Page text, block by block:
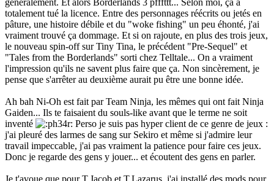
généralement. Et alors Borderlands 3 pfffttt... Selon moi, ça a
totalement tué la licence. Entre des personnages réécrits ou jetés en
pâture, une histoire débile et du "woke fishing" un peu éhonté, j'ai
vraiment trouvé ça dommage. Et si on rajoute, en plus des trois jeux,
le nouveau spin-off sur Tiny Tina, le précédent "Pre-Sequel" et
"Tales from the Borderlands" sorti chez Telltale... On a vraiment
l'impression qu'ils ne savent plus faire que ça. Non sincèrement, je
pense que s'arrêter au deuxième aurait pu être une bonne idée.
Ah bah Ni-Oh est fait par Team Ninja, les mêmes qui ont fait Ninja
Gaiden... Ils te faisaient du souls-like avant que le terme ne soit
inventé
Perso je suis pas hyper client de ce genre de jeux :
j'ai pleuré des larmes de sang sur Sekiro et même si j'admire leur
travail impeccable, j'ai pas vraiment la patience pour faire ces jeux.
Donc je regarde des gens y jouer... et écoutent des gens en parler.
Je t'avoue que pour T.Jacob et T.Lazarus, j'ai installé des mods pour